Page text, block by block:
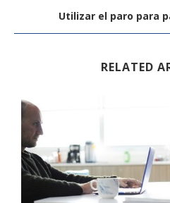
Utilizar el paro para
RELATED